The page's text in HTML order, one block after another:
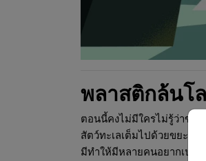
พลาสติกล้นโ
ตอนนี้คงไม่มีใครไม่รู้ว่าขยะ
สัตว์ทะเลเต็มไปด้วยขยะจ
มีทำให้มีหลายคนอยากเปลี่ย